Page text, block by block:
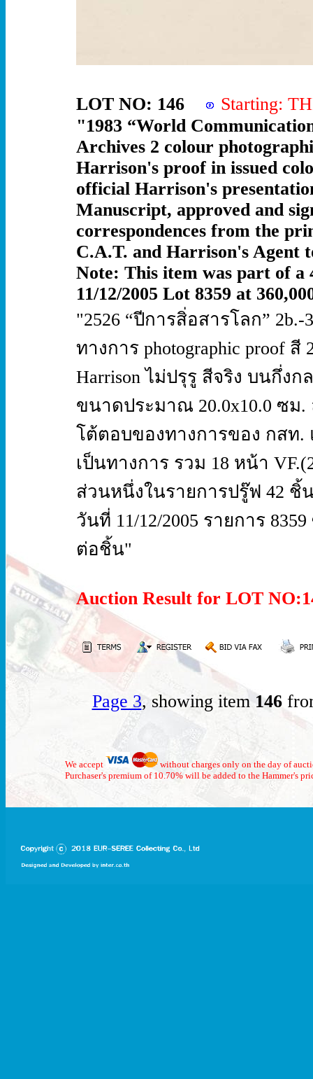
LOT NO: 146
Starting:
"1983 “World
Archives 2 colour
Harrison's proof in issued
official Harrison's
Manuscript, approved and
correspondences from the
C.A.T. and Harrison's Agent
Note: This item was part of a
11/12/2005 Lot 8359 at
"2526 “ปีการสิ่อสารโลก”
ทางการ photographic proof
Harrison ไม่ปรุรู สีจริง บนกึ่ง
ขนาดประมาณ 20.0x10.0 ซม
โต้ตอบของทางการของ กสท.
เป็นทางการ รวม 18 หน้า
ส่วนหนึ่งในรายการปรู๊ฟ 42 ชิ้
วันที่ 11/12/2005 รายการ
ต่อชิ้น"
Auction Result for LOT
Page 3, showing item 146
We accept
without charges only on the day of
Purchaser's premium of 10.70% will be added to the Hammer's